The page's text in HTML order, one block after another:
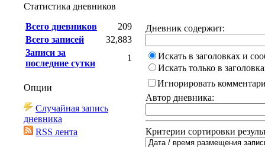
Дневник содержит:
Искать в заголовках и
Искать только в
Игнорировать
Автор дневника:
Критерии сортировки
Статистика дневников
Всего дневников
209
Всего записей
32,883
Записи за
последние сутки
1
Опции
Случайная запись
дневника
RSS лента